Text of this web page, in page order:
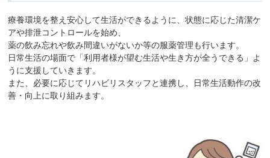
療養環境を整え安心して生活ができるように、状態に応じた清潔ケ
アや排泄コントロールを始め、
薬の飲み忘れや飲み間違いがないか等の服薬管理も行います。
日常生活の場面で「利用者様が望む生活や生き方が全うできる」よ
うに支援していきます。
また、必要に応じてリハビリスタッフと連携し、日常生活動作の改
善・向上に取り組みます。